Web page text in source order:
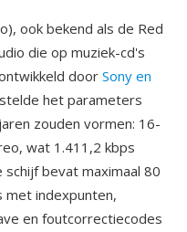
ook bekend als de Red
die op muziek-cd's
doorSony en
het parameters
zouden vormen: 16-
wat 1.411,2 kbps
bevat maximaal 80
met indexpunten,
en foutcorrectiecodes